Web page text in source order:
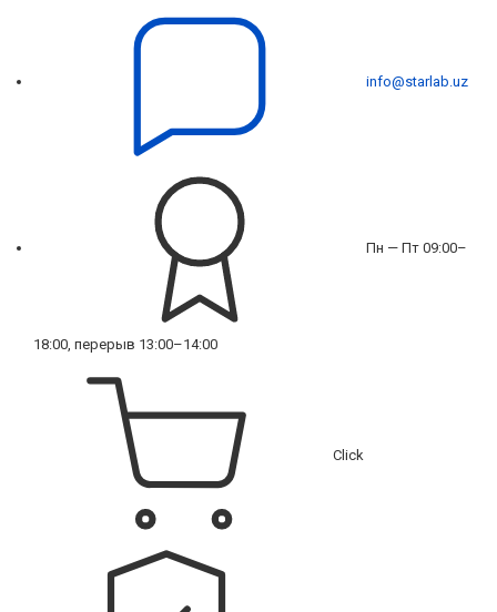
info@starlab.uz
Пн — Пт 09:00–
18:00, перерыв 13:00–14:00
Click